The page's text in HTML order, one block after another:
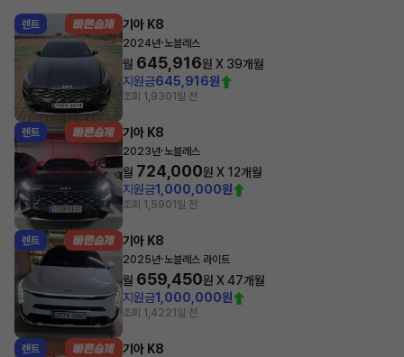
렌트 기아 K8
2024년·노블레스
월 645,916원 X 39개월
지원금645,916원
조회 1,9301일 전
렌트 기아 K8
2023년·노블레스
월 724,000원 X 12개월
지원금1,000,000원
조회 1,5901일 전
렌트 기아 K8
2025년·노블레스 라이트
월 659,450원 X47개월
지원금1,000,000원
조회 1,4221일 전
렌트 기아 K8